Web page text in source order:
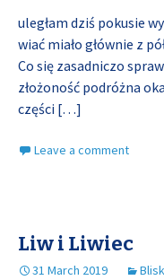
uległam dziś pokusie
wiać miało głównie z
Co się zasadniczo
złożoność podróżna
części […]
Leave a comment
Liw i Liwiec
31 March 2019